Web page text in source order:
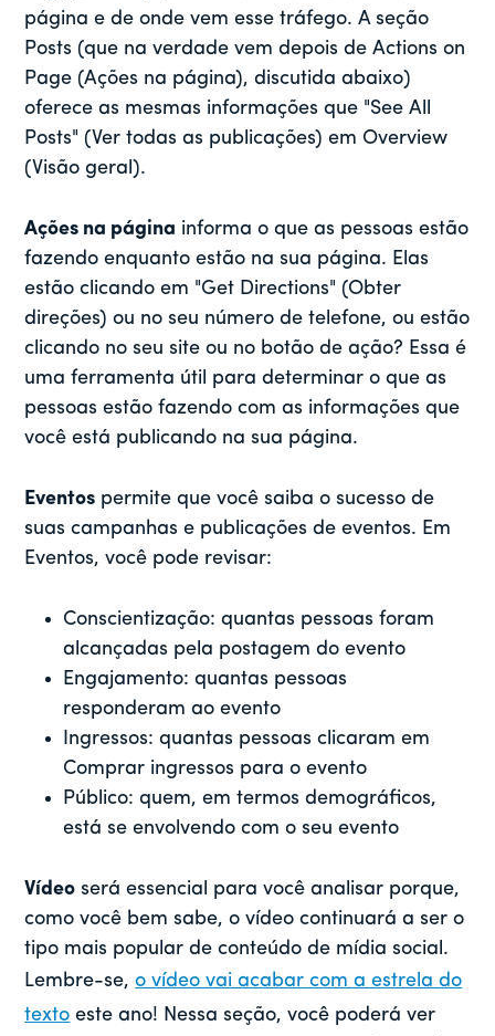
página e de onde vem esse tráfego. A seção
Posts (que na verdade vem depois de Actions on
Page (Ações na página), discutida abaixo)
oferece as mesmas informações que "See All
Posts" (Ver todas as publicações) em Overview
(Visão geral).
Ações na página informa o que as pessoas estão
fazendo enquanto estão na sua página. Elas
estão clicando em "Get Directions" (Obter
direções) ou no seu número de telefone, ou estão
clicando no seu site ou no botão de ação? Essa é
uma ferramenta útil para determinar o que as
pessoas estão fazendo com as informações que
você está publicando na sua página.
Eventos permite que você saiba o sucesso de
suas campanhas e publicações de eventos. Em
Eventos, você pode revisar:
Conscientização: quantas pessoas foram
alcançadas pela postagem do evento
Engajamento: quantas pessoas
responderam ao evento
Ingressos: quantas pessoas clicaram em
Comprar ingressos para o evento
Público: quem, em termos demográficos,
está se envolvendo com o seu evento
Vídeo será essencial para você analisar porque,
como você bem sabe, o vídeo continuará a ser o
tipo mais popular de conteúdo de mídia social.
Lembre-se,o vídeo vai acabar com a estrela do
texto este ano! Nessa seção, você poderá ver